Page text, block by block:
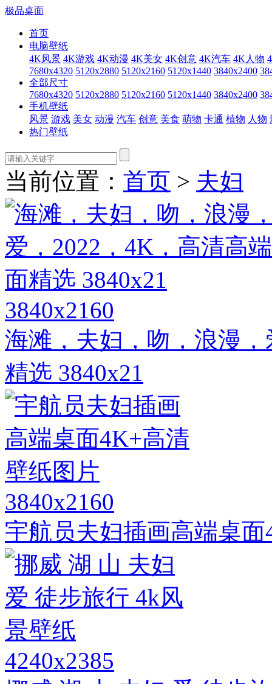
极品桌面
首页
电脑壁纸
4K风景 4K游戏 4K动漫 4K美女 4K创意 4K汽车 4K人物
7680x4320 5120x2880 5120x2160 5120x1440 3840x2400
全部尺寸
7680x4320 5120x2880 5120x2160 5120x1440 3840x2400
手机壁纸
风景 游戏 美女 动漫 汽车 创意 美食 萌物 卡通 植物 人物
热门壁纸
当前位置： 首页 > 夫妇
3840x2160
海滩，夫妇，吻，浪漫
精选 3840x21
3840x2160
宇航员夫妇插画高端桌
4240x2385